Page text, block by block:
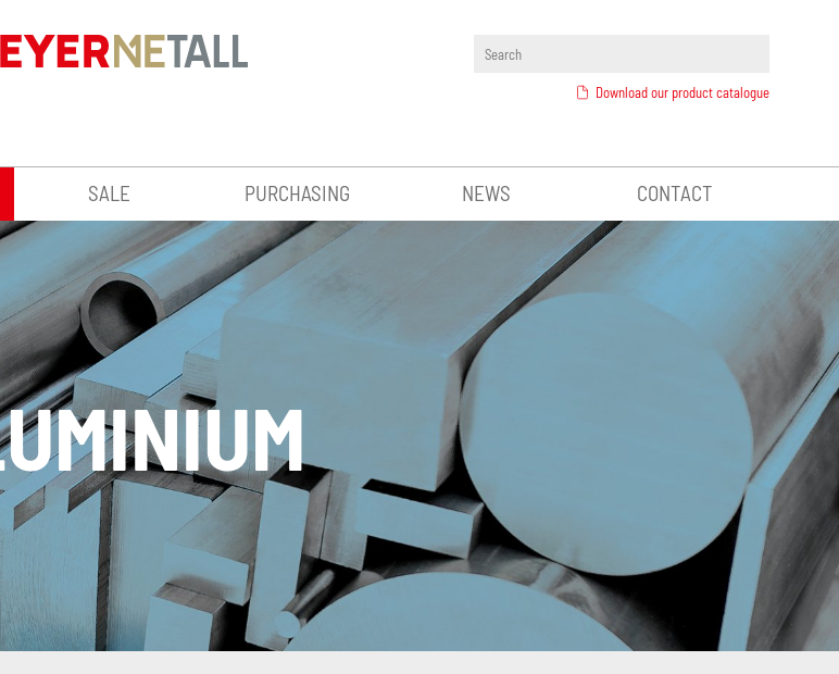
Download our product catalogue
SALE PURCHASING NEWS CONTACT